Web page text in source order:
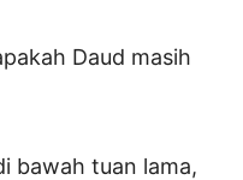
Daud masih
bawah tuan lama,